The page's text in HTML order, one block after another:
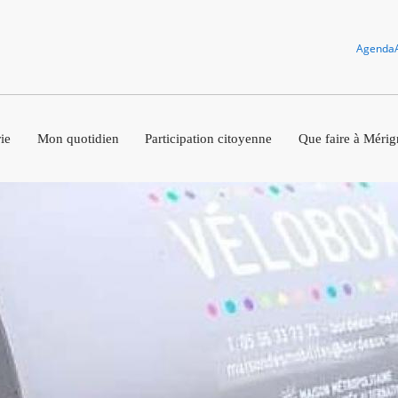
Agenda
Mon quotidien Participation citoyenne Que faire à